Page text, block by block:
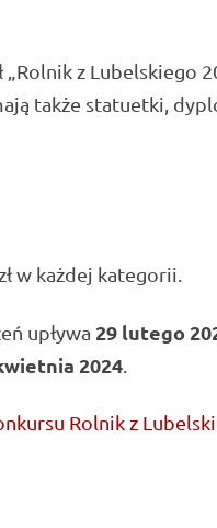
z Lubelskiego
także statuetki,
w każdej kategorii.
upływa 29 lutego
2024.
Rolnik z